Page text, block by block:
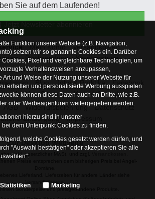
Sie auf dem Laufenden!
Mein Konto
Versandkosten
Rücksendung
Kaufberatung
Häufige Fragen
Blog Jobs & Praktika
Facebook
Archiv Sitemap
Kontaktformular
AGB Widerrufsbelehrung
Datenschutz
Entsorgung
Impressum
Zur Desktop Webseite
inkl. gesetzlicher MwSt. und zzgl.
Versandinfoseite.
Sonderpeise und preisgebundene Produkte.
Funktion unserer Website (z.B. Navigation,
setzen wir so genannte Cookies ein. Darüber
Cookies, Pixel und vergleichbare Technologien, um
Verhaltensweisen anzupassen,
Art und Weise der Nutzung unserer Website für
erhalten und personalisierte Werbung ausspielen
können diese Daten auch an Dritte, wie z.B.
oder Werbeagenturen weitergegeben werden.
hierzu sind in unserer
bei dem Unterpunkt Cookies zu finden.
welche Cookies gesetzt werden dürfen, und
"Auswahl bestätigen" oder akzeptieren Sie alle
Statistiken Marketing